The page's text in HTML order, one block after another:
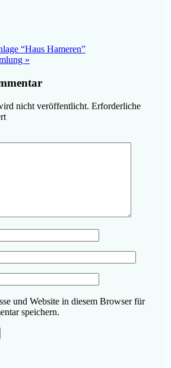
“Haus Hameren”
»
nicht veröffentlicht. Erforderliche
und Website in diesem Browser für
speichern.